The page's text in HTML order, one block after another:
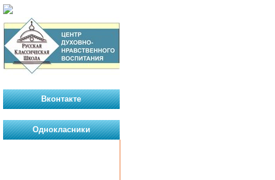
Вконтакте
Однокласники